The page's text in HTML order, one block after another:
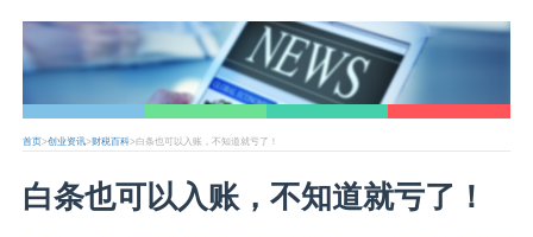
首页>创业资讯>财税百科>白条也可以入账，不知道就亏了！
白条也可以入账，不知道就亏了！